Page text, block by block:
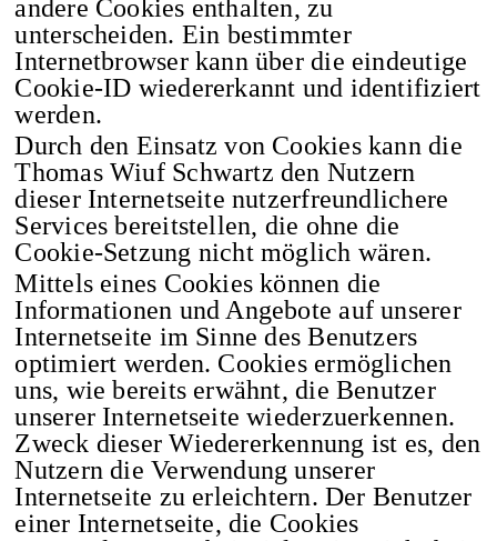
andere Cookies enthalten, zu
unterscheiden. Ein bestimmter
Internetbrowser kann über die eindeutige
Cookie-ID wiedererkannt und identifiziert
werden.
Durch den Einsatz von Cookies kann die
Thomas Wiuf Schwartz den Nutzern
dieser Internetseite nutzerfreundlichere
Services bereitstellen, die ohne die
Cookie-Setzung nicht möglich wären.
Mittels eines Cookies können die
Informationen und Angebote auf unserer
Internetseite im Sinne des Benutzers
optimiert werden. Cookies ermöglichen
uns, wie bereits erwähnt, die Benutzer
unserer Internetseite wiederzuerkennen.
Zweck dieser Wiedererkennung ist es, den
Nutzern die Verwendung unserer
Internetseite zu erleichtern. Der Benutzer
einer Internetseite, die Cookies